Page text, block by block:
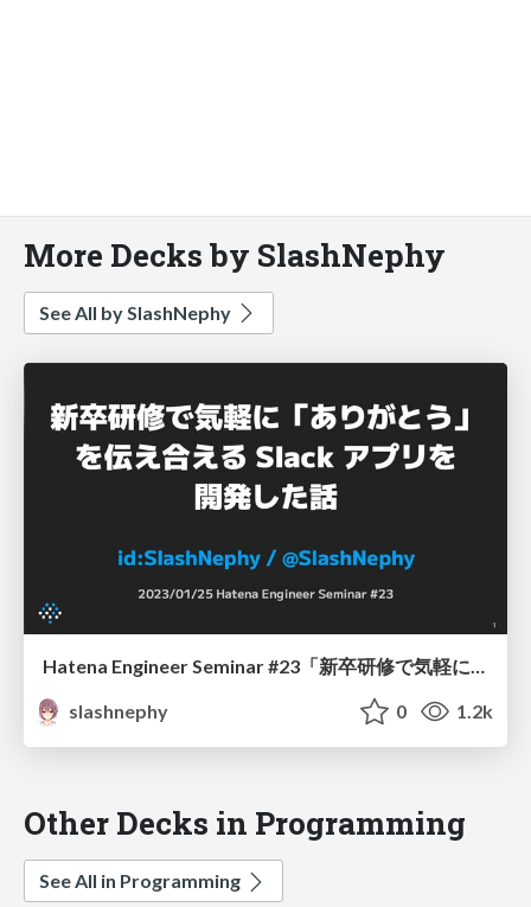
More Decks by SlashNephy
See All by SlashNephy
Hatena Engineer Seminar #23「新卒研修で気軽に『ありがとう』を伝え合える Slack アプリを開発した話」
slashnephy
0 1.2k
Other Decks in Programming
See All in Programming